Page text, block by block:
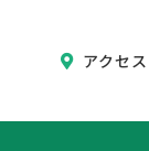
アクセス